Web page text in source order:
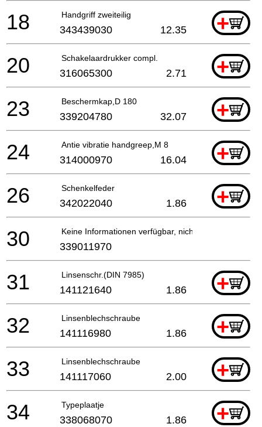
Handgriff zweiteilig +
18 343439030 12.35
Schakelaardrukker compl. +
20 316065300 2.71
Beschermkap,D 180 +
23 339204780 32.07
Antie vibratie handgreep,M 8 +
24 314000970 16.04
Schenkelfeder +
26 342022040 1.86
Keine Informationen verfügbar, nicht bestellbar
30 339011970
Linsenschr.(DIN 7985) +
31 141121640 1.86
Linsenblechschraube +
32 141116980 1.86
Linsenblechschraube +
33 141117060 2.00
Typeplaatje +
34 338068070 1.86